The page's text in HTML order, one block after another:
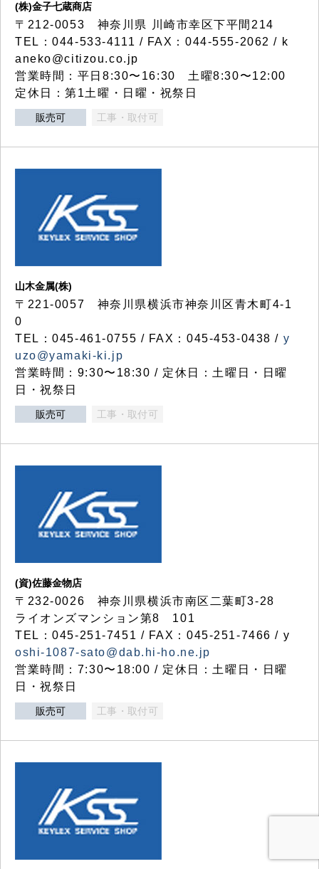
(株)金子七蔵商店
〒212-0053 神奈川県 川崎市幸区下平間214
TEL：044-533-4111 / FAX：044-555-2062 / k
aneko@citizou.co.jp
営業時間：平日8:30〜16:30 土曜8:30〜12:00
定休日：第1土曜・日曜・祝祭日
販売可 工事・取付可
山木金属(株)
〒221-0057 神奈川県横浜市神奈川区青木町4-1
0
TEL：045-461-0755 / FAX：045-453-0438 / y
uzo@yamaki-ki.jp
営業時間：9:30〜18:30 / 定休日：土曜日・日曜
日・祝祭日
販売可 工事・取付可
(資)佐藤金物店
〒232-0026 神奈川県横浜市南区二葉町3-28
ライオンズマンション第8 101
TEL：045-251-7451 / FAX：045-251-7466 / y
oshi-1087-sato@dab.hi-ho.ne.jp
営業時間：7:30〜18:00 / 定休日：土曜日・日曜
日・祝祭日
販売可 工事・取付可